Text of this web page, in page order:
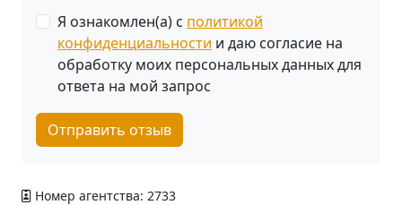
Я ознакомлен(а) с политикой
конфиденциальности и даю согласие на
обработку моих персональных данных для
ответа на мой запрос
Отправить отзыв
Номер агентства: 2733